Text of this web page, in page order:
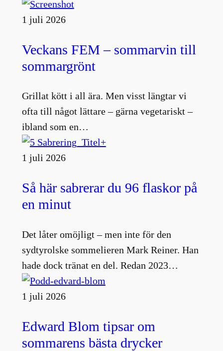
1 juli 2026
Veckans FEM – sommarvin till
sommargrönt
Grillat kött i all ära. Men visst längtar vi
ofta till något lättare – gärna vegetariskt –
ibland som en…
1 juli 2026
Så här sabrerar du 96 flaskor på
en minut
Det låter omöjligt – men inte för den
sydtyrolske sommelieren Mark Reiner. Han
hade dock tränat en del. Redan 2023…
1 juli 2026
Edward Blom tipsar om
sommarens bästa drycker